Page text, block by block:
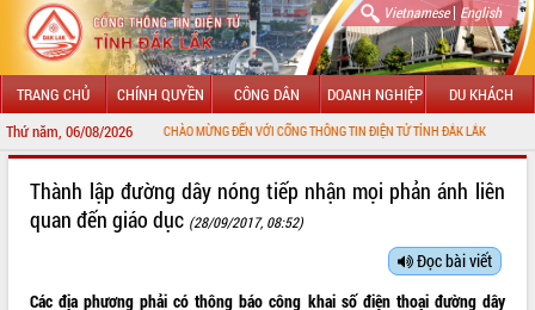
Vietnamese| English
TRANG CHỦ CHÍNH QUYỀN CÔNG DÂN DOANH NGHIỆP DU KHÁCH
Thứ năm, 06/08/2026CHÀO MỪNG ĐẾN VỚI CỔNG THÔNG TIN ĐIỆN TỬ TỈNH ĐẮK LẮK
LÃNH ĐẠO UBND TỈNH
Thành lập đường dây nóng tiếp nhận mọi phản ánh liên
quan đến giáo dục (28/09/2017, 08:52)
Đọc bài viết
Các địa phương phải có thông báo công khai số điện thoại đường dây